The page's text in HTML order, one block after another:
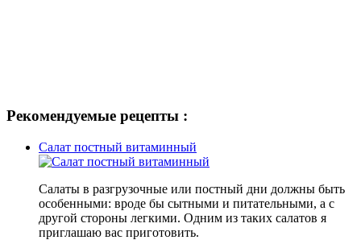
Рекомендуемые рецепты :
Салат постный витаминный
Салаты в разгрузочные или постный дни должны быть
особенными: вроде бы сытными и питательными, а с
другой стороны легкими. Одним из таких салатов я
приглашаю вас приготовить.